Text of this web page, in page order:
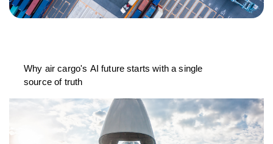
Why air cargo's AI future starts with a single
source of truth